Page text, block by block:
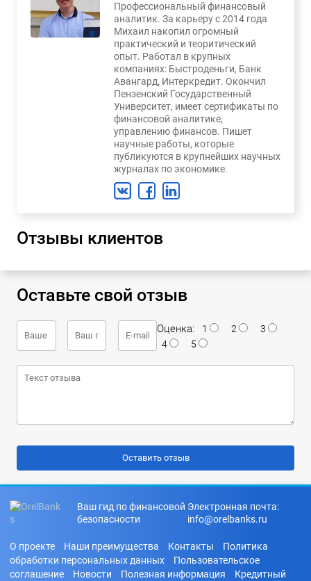
Профессиональный финансовый
аналитик. За карьеру с 2014 года
Михаил накопил огромный
практический и теоритический
опыт. Работал в крупных
компаниях: Быстроденьги, Банк
Авангард, Интеркредит. Окончил
Пензенский Государственный
Университет, имеет сертификаты по
финансовой аналитике,
управлению финансов. Пишет
научные работы, которые
публикуются в крупнейших научных
журналах по экономике.
Отзывы клиентов
Оставьте свой отзыв
Оценка: 1 2
3
4
5
Ваш гид по финансовой
безопасности
Электронная почта:
info@orelbanks.ru
О проекте Наши преимущества Контакты
Политика
обработки персональных данных
Пользовательское
соглашение
Новости Полезная информация
Кредитный